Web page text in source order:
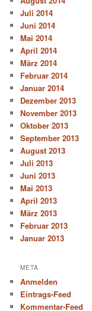
Juli 2014
Juni 2014
Mai 2014
April 2014
März 2014
Februar 2014
Januar 2014
Dezember 2013
November 2013
Oktober 2013
September 2013
August 2013
Juli 2013
Juni 2013
Mai 2013
April 2013
März 2013
Februar 2013
Januar 2013
META
Anmelden
Eintrags-Feed
Kommentar-Feed